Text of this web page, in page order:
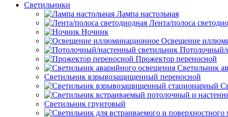
Светильники
Лампа настольная
Лента/полоса
Ночник
Освещение
Потолочный/
Прожектор переносной
Светильник
Светильник взрывозащищенный переносной
Светильник грунтовый